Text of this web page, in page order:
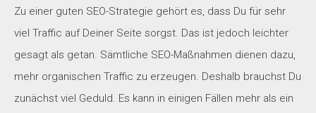
Zu einer guten SEO-Strategie gehört es, dass Du für sehr
viel Traffic auf Deiner Seite sorgst. Das ist jedoch leichter
gesagt als getan. Sämtliche SEO-Maßnahmen dienen dazu,
mehr organischen Traffic zu erzeugen. Deshalb brauchst Du
zunächst viel Geduld. Es kann in einigen Fällen mehr als ein